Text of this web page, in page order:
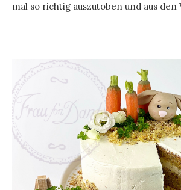
mal so richtig auszutoben und aus den